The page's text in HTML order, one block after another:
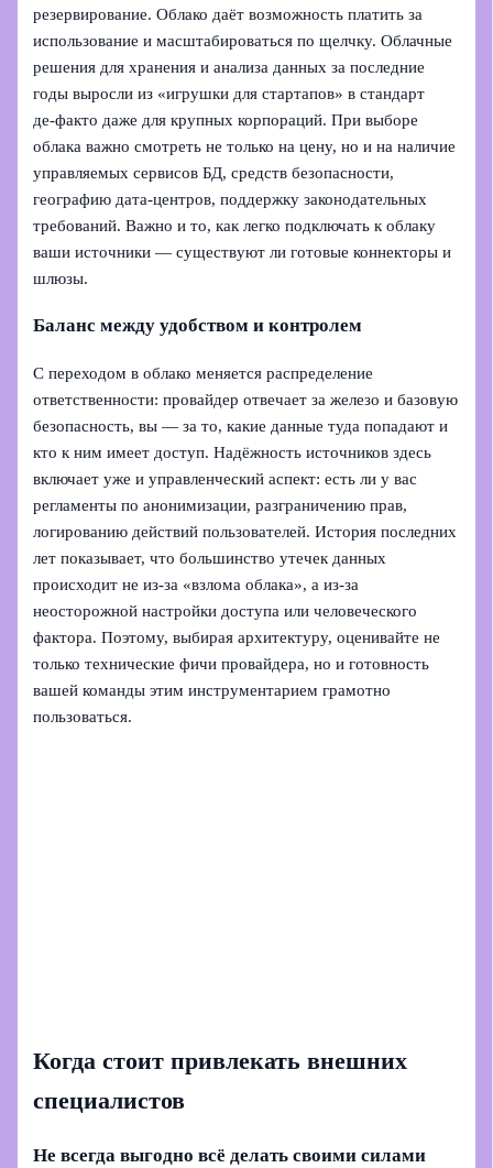
резервирование. Облако даёт возможность платить за
использование и масштабироваться по щелчку. Облачные
решения для хранения и анализа данных за последние
годы выросли из «игрушки для стартапов» в стандарт
де‑факто даже для крупных корпораций. При выборе
облака важно смотреть не только на цену, но и на наличие
управляемых сервисов БД, средств безопасности,
географию дата‑центров, поддержку законодательных
требований. Важно и то, как легко подключать к облаку
ваши источники — существуют ли готовые коннекторы и
шлюзы.
Баланс между удобством и контролем
С переходом в облако меняется распределение
ответственности: провайдер отвечает за железо и базовую
безопасность, вы — за то, какие данные туда попадают и
кто к ним имеет доступ. Надёжность источников здесь
включает уже и управленческий аспект: есть ли у вас
регламенты по анонимизации, разграничению прав,
логированию действий пользователей. История последних
лет показывает, что большинство утечек данных
происходит не из‑за «взлома облака», а из‑за
неосторожной настройки доступа или человеческого
фактора. Поэтому, выбирая архитектуру, оценивайте не
только технические фичи провайдера, но и готовность
вашей команды этим инструментарием грамотно
пользоваться.
Когда стоит привлекать внешних
специалистов
Не всегда выгодно всё делать своими силами